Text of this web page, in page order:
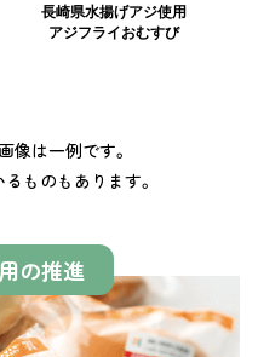
長崎県水揚げアジ使用
アジフライおむすび
は一例です。
ものもあります。
の推進